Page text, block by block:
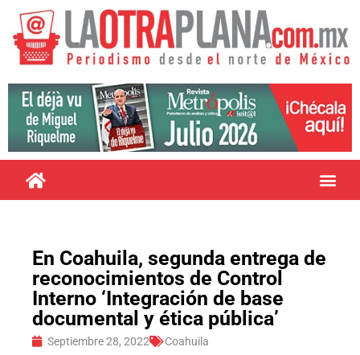
En Coahuila, segunda entrega de
reconocimientos de Control
Interno ‘Integración de base
documental y ética pública’
Septiembre 28, 2022 Coahuila